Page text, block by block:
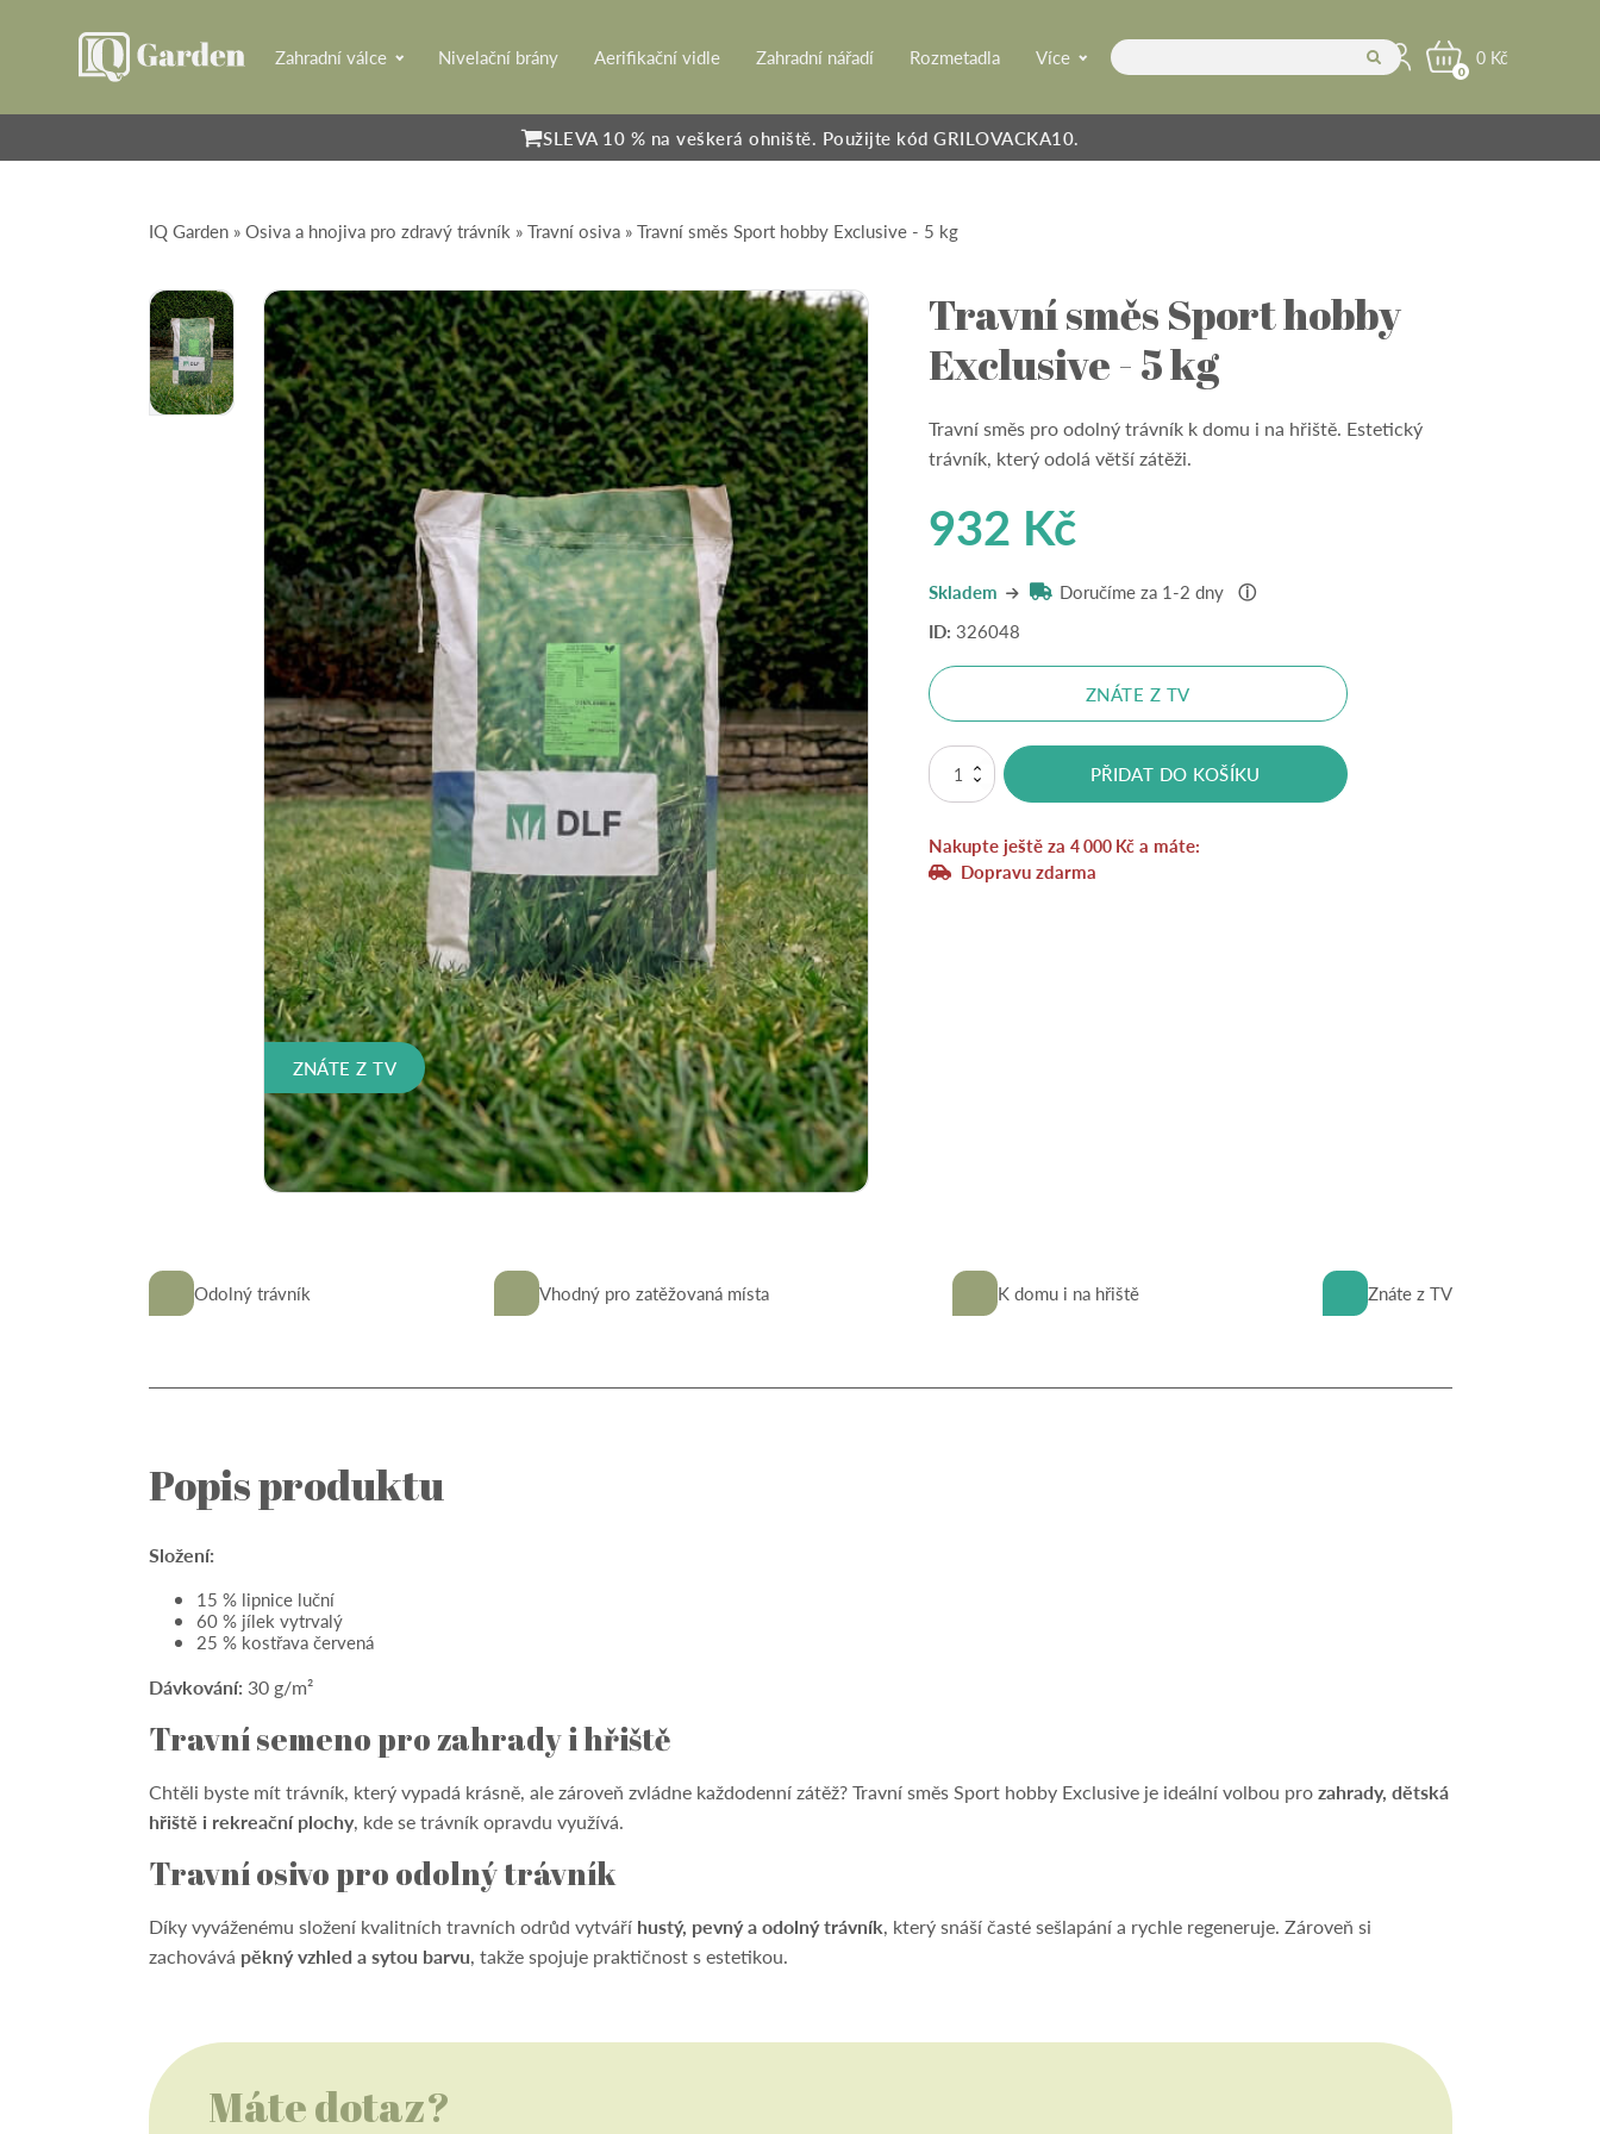
Zahradní válce Nivelační brány Aerifikační vidle Zahradní nářadí Rozmetadla Více
0
0 Kč
SLEVA 10 % na veškerá ohniště. Použijte kód GRILOVACKA10.
IQ Garden»Osiva a hnojiva pro zdravý trávník »Travní osiva» Travní směs Sport hobby Exclusive - 5 kg
Travní směs Sport hobby
Exclusive - 5 kg
Travní směs pro odolný trávník k domu i na hřiště. Estetický
trávník, který odolá větší zátěži.
932 Kč
Skladem Doručíme za 1-2 dny ⓘ
ID: 326048
ZNÁTE Z TV
Travní
směs
Sport
Exclusive
-
5
PŘIDAT DO KOŠÍKU
Nakupte ještě za 4 000 Kča máte:
Dopravu zdarma
Odolný trávník Vhodný pro zatěžovaná místa K domu i na hřiště Znáte z TV
Popis produktu
Složení:
15 % lipnice luční
60 % jílek vytrvalý
25 % kostřava červená
Dávkování: 30 g/m²
Travní semeno pro zahrady i hřiště
Chtěli byste mít trávník, který vypadá krásně, ale zároveň zvládne každodenní zátěž? Travní směs Sport hobby Exclusive je ideální volbou prozahrady, dětská
hřiště i rekreační plochy, kde se trávník opravdu využívá.
Travní osivo pro odolný trávník
Díky vyváženému složení kvalitních travních odrůd vytváří hustý, pevný a odolný trávník, který snáší časté sešlapání a rychle regeneruje. Zároveň si
zachovává pěkný vzhled a sytou barvu, takže spojuje praktičnost s estetikou.
Máte dotaz?